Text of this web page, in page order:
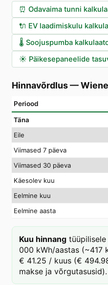
⏰ Odavaima tunni
🔌 EV laadimiskulu
🌡️ Soojuspumba
☀️ Päikesepaneelide
Hinnavõrdlus—
Periood
Täna
Eile
Viimased 7 päeva
Viimased 30 päeva
Käesolev kuu
Eelmine kuu
Eelmine aasta
Kuu hinnang
000 kWh/aastas (~417
€ 41.25 / kuus (€
makse ja võrgutasusid).